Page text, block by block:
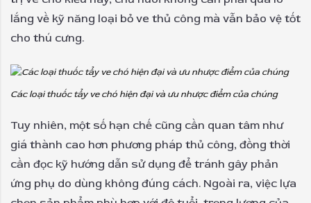
lắng về kỹ năng loại bỏ ve thủ công mà vẫn bảo vệ tốt
cho thú cưng.
Các loại thuốc tẩy ve chó hiện đại và ưu nhược điểm của chúng
Tuy nhiên, một số hạn chế cũng cần quan tâm như
giá thành cao hơn phương pháp thủ công, đồng thời
cần đọc kỹ hướng dẫn sử dụng để tránh gây phản
ứng phụ do dùng không đúng cách. Ngoài ra, việc lựa